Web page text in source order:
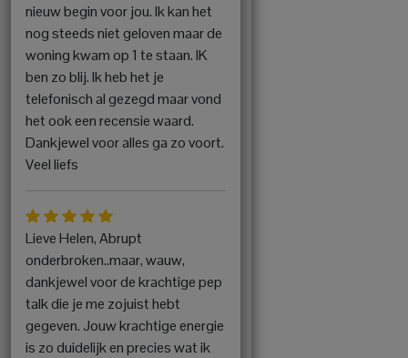
nieuw begin voor jou. Ik kan het
nog steeds niet geloven maar de
woning kwam op 1 te staan. IK
ben zo blij. Ik heb het je
telefonisch al gezegd maar vond
het ook een recensie waard.
Dankjewel voor alles ga zo voort.
Veel liefs
Lieve Helen, Abrupt
onderbroken..maar, wauw,
dankjewel voor de krachtige pep
talk die je me zojuist hebt
gegeven. Jouw krachtige energie
is zo duidelijk en precies wat ik